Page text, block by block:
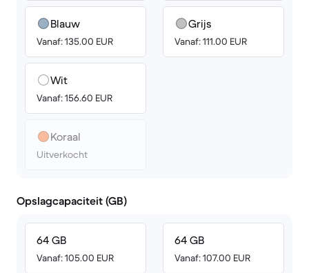
Blauw
Vanaf: 135.00 EUR
Wit
Vanaf: 156.60 EUR
Koraal
Uitverkocht
Grijs
Vanaf: 111.00 EUR
Opslagcapaciteit (GB)
64 GB
Vanaf: 105.00 EUR
64 GB
Vanaf: 107.00 EUR